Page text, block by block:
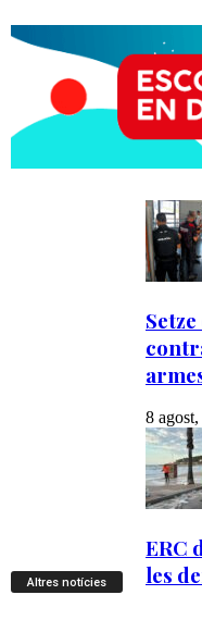
Altres notícies